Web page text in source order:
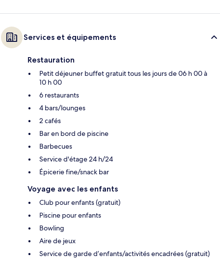
Services et équipements
Restauration
Petit déjeuner buffet gratuit tous les jours de 06 h 00 à
10 h 00
6 restaurants
4 bars/lounges
2 cafés
Bar en bord de piscine
Barbecues
Service d'étage 24 h/24
Épicerie fine/snack bar
Voyage avec les enfants
Club pour enfants (gratuit)
Piscine pour enfants
Bowling
Aire de jeux
Service de garde d’enfants/activités encadrées (gratuit)